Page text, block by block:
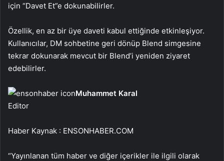
için “Davet Et”e dokunabilirler.
Özellik, en az bir üye daveti kabul ettiğinde etkinleşiyor.
Kullanıcılar, DM sohbetine geri dönüp Blend simgesine
tekrar dokunarak mevcut bir Blend’i yeniden ziyaret
edebilirler.
Muhammet Karal
Editor
Haber Kaynak : ENSONHABER.COM
“Yayınlanan tüm haber ve diğer içerikler ile ilgili olarak